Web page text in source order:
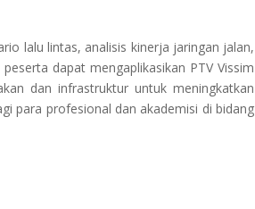
lalu lintas, analisis kinerja jaringan jalan,
dapat mengaplikasikan PTV Vissim
dan infrastruktur untuk meningkatkan
para profesional dan akademisi di bidang